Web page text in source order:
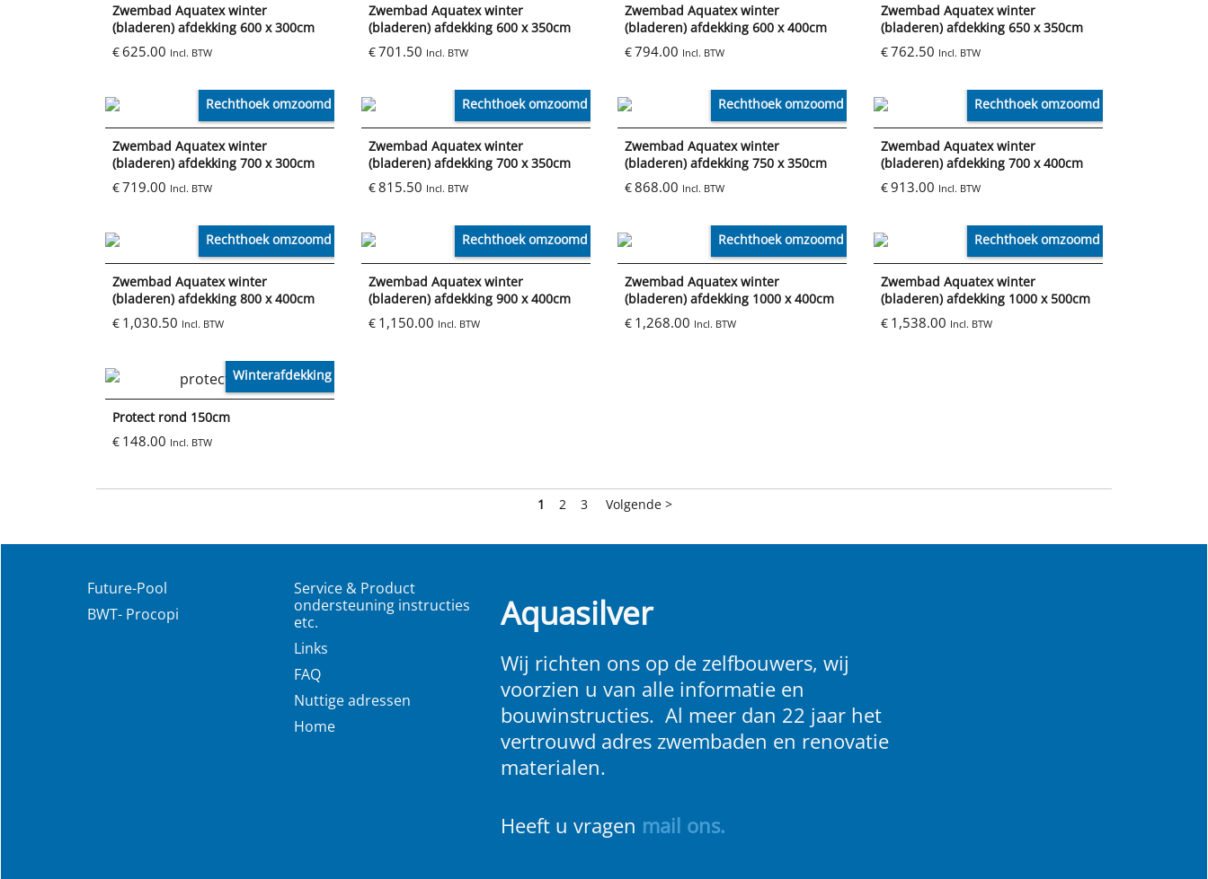
Zwembad Aquatex winter
(bladeren) afdekking 600 x 300cm
€625.00 Incl. BTW
Zwembad Aquatex winter
(bladeren) afdekking 600 x 350cm
€701.50 Incl. BTW
Zwembad Aquatex winter
(bladeren) afdekking 600 x 400cm
€794.00 Incl. BTW
Zwembad Aquatex winter
(bladeren) afdekking 650 x 350cm
€762.50 Incl. BTW
Rechthoek omzoomd
Zwembad Aquatex winter
(bladeren) afdekking 700 x 300cm
€719.00 Incl. BTW
Rechthoek omzoomd
Zwembad Aquatex winter
(bladeren) afdekking 700 x 350cm
€815.50 Incl. BTW
Rechthoek omzoomd
Zwembad Aquatex winter
(bladeren) afdekking 750 x 350cm
€868.00 Incl. BTW
Rechthoek omzoomd
Zwembad Aquatex winter
(bladeren) afdekking 700 x 400cm
€913.00 Incl. BTW
Rechthoek omzoomd
Zwembad Aquatex winter
(bladeren) afdekking 800 x 400cm
€ 1,030.50 Incl. BTW
Rechthoek omzoomd
Zwembad Aquatex winter
(bladeren) afdekking 900 x 400cm
€ 1,150.00 Incl. BTW
Rechthoek omzoomd
Zwembad Aquatex winter
(bladeren) afdekking 1000 x 400cm
€ 1,268.00 Incl. BTW
Rechthoek omzoomd
Zwembad Aquatex winter
(bladeren) afdekking 1000 x 500cm
€ 1,538.00 Incl. BTW
Winterafdekking
Protect rond 150cm
€ 148.00 Incl. BTW
1 2 3 Volgende >
Future-Pool
BWT- Procopi
Service & Product
ondersteuning instructies
etc.
Links
FAQ
Nuttige adressen
Home
Aquasilver
Wij richten ons op de zelfbouwers, wij
voorzien u van alle informatie en
bouwinstructies. Al meer dan 22 jaar het
vertrouwd adres zwembaden en renovatie
materialen.
Heeft u vragen mail ons.